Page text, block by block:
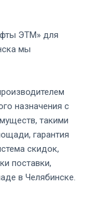
ЭТМ» для
мы
назначения с
такими
гарантия
скидок,
поставки,
в Челябинске.